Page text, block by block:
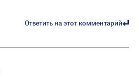
Ответить на этот комментарий